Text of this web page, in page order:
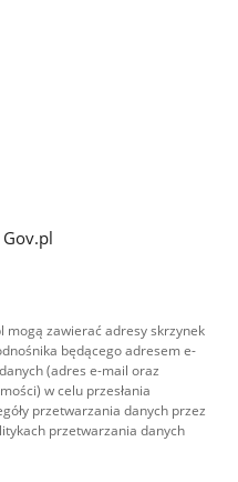
mogą zawierać adresy skrzynek
będącego adresem e-
(adres e-mail oraz
w celu przesłania
przetwarzania danych przez
przetwarzania danych